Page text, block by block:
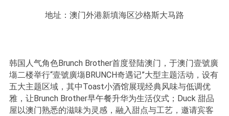
地址：澳门外港新填海区沙格斯大马路
韩国人气角色Brunch Brother首度登陆澳门，于澳门壹號廣
塲二楼举行“壹號廣塲BRUNCH奇遇记”大型主题活动，设有
五大主题区域，其中Toast小酒馆展现经典风味与低调优
雅，让Brunch Brother早午餐升华为生活仪式；Duck 甜品
屋以澳门熟悉的滋味为灵感，融入甜点与工艺，邀请宾客